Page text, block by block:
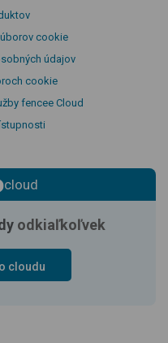
cookie
údajov
cookie
fencee Cloud
cloud
odkiaľkoľvek
cloudu